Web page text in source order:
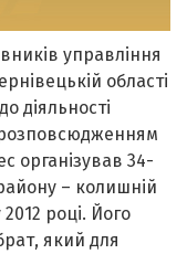
управління
області
діяльності
організував 34-
– колишній
році. Його
який для